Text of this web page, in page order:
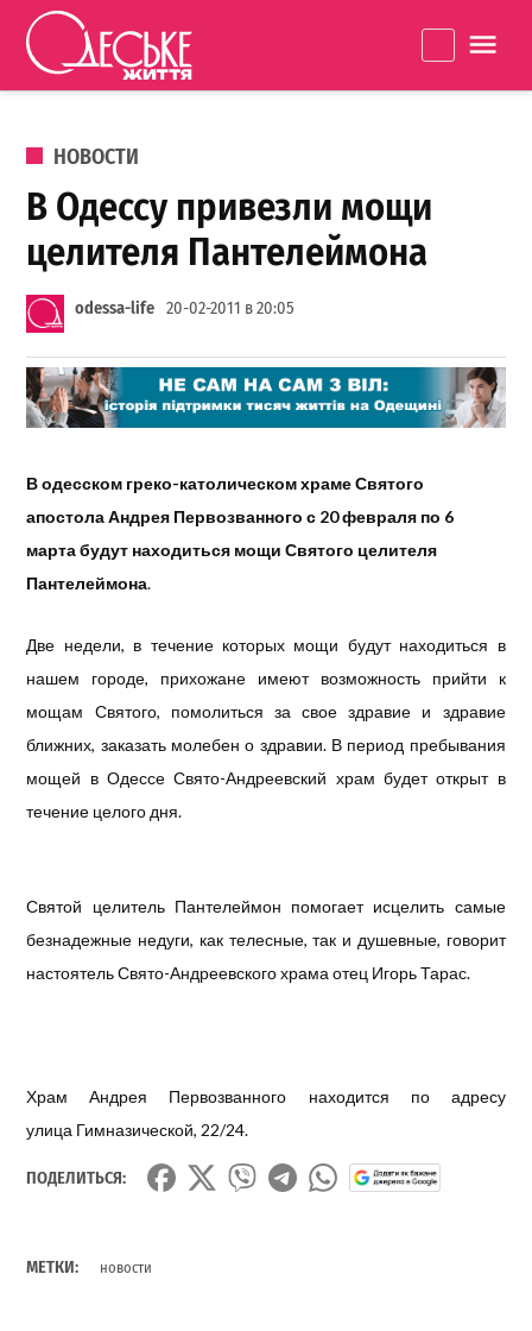
Перейти к содержанию
життя
ОПУБЛИКОВАНО В
НОВОСТИ
В Одессу привезли мощи
целителя Пантелеймона
odessa-life 20-02-2011 в 20:05
В одесском греко-католическом храме Святого
апостола Андрея Первозванного с 20 февраля по 6
марта будут находиться мощи Святого целителя
Пантелеймона.
Две недели, в течение которых мощи будут находиться в
нашем городе, прихожане имеют возможность прийти к
мощам Святого, помолиться за свое здравие и здравие
ближних, заказать молебен о здравии. В период пребывания
мощей в Одессе Свято-Андреевский храм будет открыт в
течение целого дня.
Святой целитель Пантелеймон помогает исцелить самые
безнадежные недуги, как телесные, так и душевные, говорит
настоятель Свято-Андреевского храма отец Игорь Тарас.
Храм Андрея Первозванного находится по адресу
улица Гимназической, 22/24.
ПОДЕЛИТЬСЯ:
МЕТКИ: новости